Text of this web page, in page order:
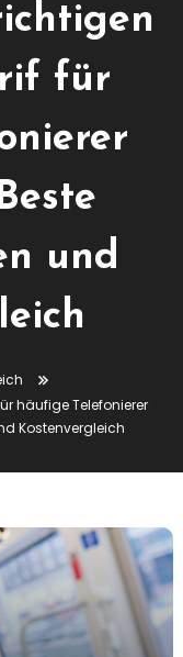
für
und
häufige Telefonierer
Kostenvergleich